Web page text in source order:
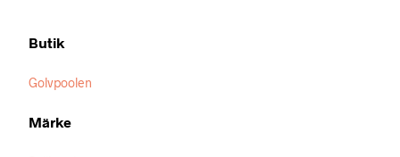
Butik
Golvpoolen
Märke